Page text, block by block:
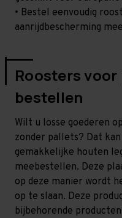
• Bestel eenvoudig
aanrijdbescherming
Roosters
bestellen
Wilt u losse goederen
zonder pallets? Dat
gemakkelijke houten
meebestellen. Deze
op deze manier wordt
op te slaan. Deze
bijbehorende